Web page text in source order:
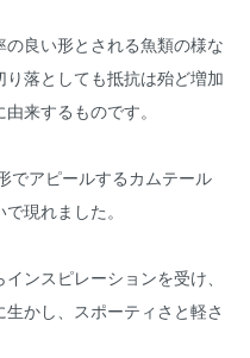
良い形とされる魚類の様な
落としても抵抗は殆ど増加
来するものです。
でアピールするカムテール
現れました。
ンスピレーションを受け、
かし、スポーティさと軽さ